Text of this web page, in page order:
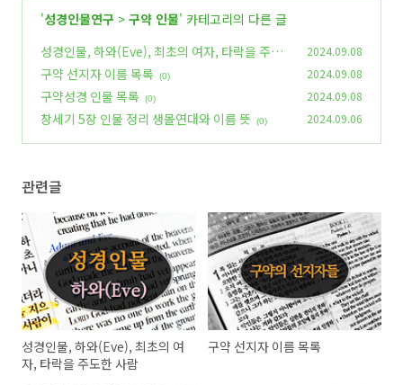
'성경인물연구 > 구약 인물' 카테고리의 다른 글
성경인물, 하와(Eve), 최초의 여자, 타락을 주도
한 사람
(0)
2024.09.08
구약 선지자 이름 목록 (0) 2024.09.08
구약성경 인물 목록 (0) 2024.09.08
창세기 5장 인물 정리 생몰연대와 이름 뜻 (0) 2024.09.06
관련글
성경인물, 하와(Eve), 최초의 여
자, 타락을 주도한 사람
구약 선지자 이름 목록